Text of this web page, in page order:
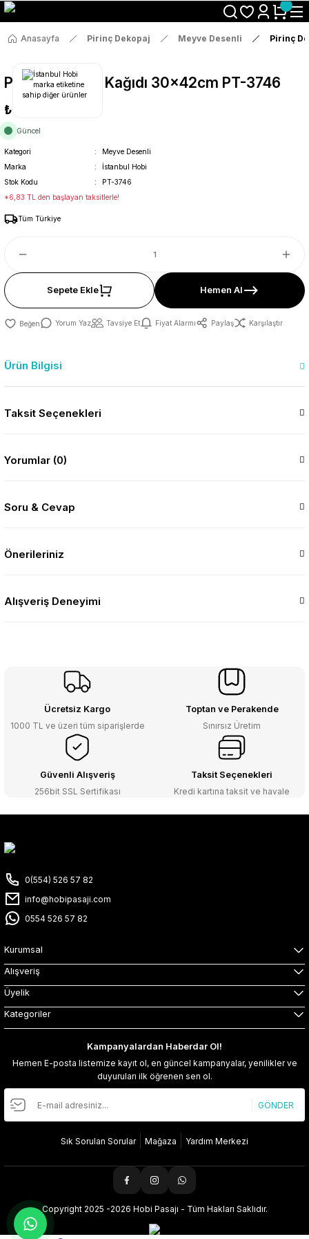
Size Özel "HG10" Koduyla Sepette Hemen %10 İndirimi Kaçırma
Anasayfa Pirinç Dekopaj Meyve Desenli Pirinç
Pirinç Dekopaj Kağıdı 30x42cm PT-3746
₺36
Güncel
Kategori
Meyve Desenli
Marka
İstanbul Hobi
Stok Kodu
PT-3746
*6,83 TL den başlayan taksitlerle!
Tüm Türkiye
Sepete Ekle Hemen Al
Yorum Yaz Tavsiye Et Fiyat Alarmı Paylaş Karşılaştır
Ürün Bilgisi
Taksit Seçenekleri
Yorumlar (0)
Soru & Cevap
Önerileriniz
Alışveriş Deneyimi
Ücretsiz Kargo
1000 TL ve üzeri tüm siparişlerde
Toptan ve Perakende
Sınırsız Üretim
Güvenli Alışveriş
256bit SSL Sertifikası
Taksit Seçenekleri
Kredi kartına taksit ve havale
0(554) 526 57 82
info@hobipasaji.com
0554 526 57 82
Kurumsal
Alışveriş
Üyelik
Kategoriler
Kampanyalardan Haberdar Ol!
Hemen E-posta listemize kayıt ol, en güncel kampanyalar, yenilikler ve
duyuruları ilk öğrenen sen ol.
GÖNDER
Sık Sorulan Sorular Mağaza Yardım Merkezi
Copyright 2025 -2026 Hobi Pasajı - Tüm Hakları Saklıdır.